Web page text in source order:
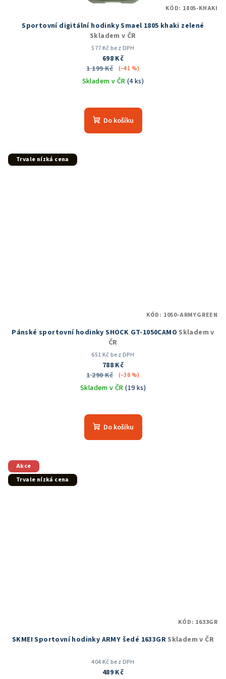
Sportovní digitální hodinky Smael 1805 khaki zelené
Skladem v ČR
577 Kč bez DPH
698 Kč
1 199 Kč
(–41 %)
Skladem v ČR (4 ks)
Do košíku
KÓD: 1805-KHAKI
Trvale nízká cena
Pánské sportovní hodinky SHOCK GT-1050CAMO Skladem v
ČR
651 Kč bez DPH
788 Kč
1 290 Kč
(–38 %)
Skladem v ČR(19 ks)
hodnocení
produktu
Do košíku
KÓD: 1050-ARMYGREEN
Akce
Trvale nízká cena
SKMEI Sportovní hodinky ARMY šedé 1633GR Skladem v ČR
404 Kč bez DPH
489 Kč
KÓD: 1633GR